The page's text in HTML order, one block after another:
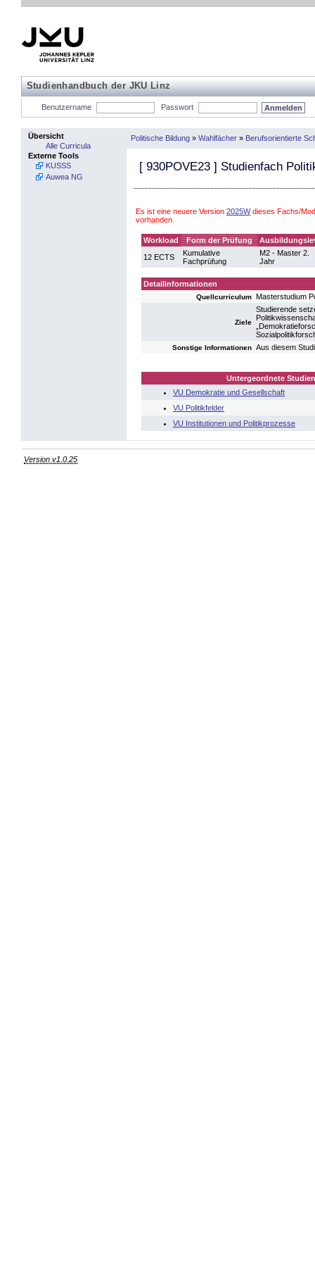
Studienhandbuch der JKU Linz
Benutzername Passwort
Übersicht
Alle Curricula
Externe Tools
KUSSS
Auwea NG
Politische Bildung » Wahlfächer » Berufsorientierte
[ 930POVE23 ] Studienfach
Es ist eine neuere Version 2025Wdieses Fachs/
vorhanden.
Workload Form der Prüfung
12 ECTS
Kumulative
Fachprüfung
M2 - Master 2.
Jahr
Detailinformationen
Quellcurriculum Masterstudium
Ziele
Studierende
Sonstige Informationen Aus diesem
Untergeordnete
VU Demokratie und Gesellschaft
VU Politikfelder
VU Institutionen und Politikprozesse
Version v1.0.25